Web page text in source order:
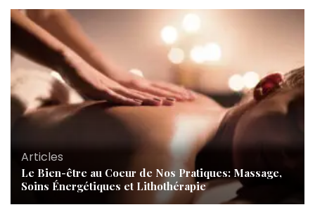
Articles
Le Bien-être au Coeur de Nos Pratiques: Massage,
Soins Énergétiques et Lithothérapie